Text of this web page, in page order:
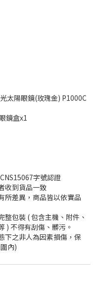
太陽眼鏡(玫瑰金) P1000C
鏡盒x1
字號認證
收到貨品一致
所差異，商品皆以依實品
包裝 ( 包含主機、附件、
) 不得有刮傷、髒污。
下之非人為因素損傷，保
內)